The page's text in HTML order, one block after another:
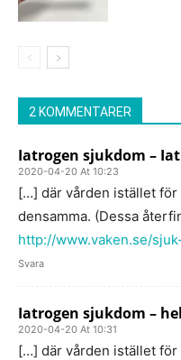
2 KOMMENTARER
Iatrogen sjukdom –
2020-04-20 At 10:23
[…] där vården istället
densamma. (Dessa
http://www.vaken.se/
Svara
Iatrogen sjukdom –
2020-04-20 At 10:31
[…] där vården istället